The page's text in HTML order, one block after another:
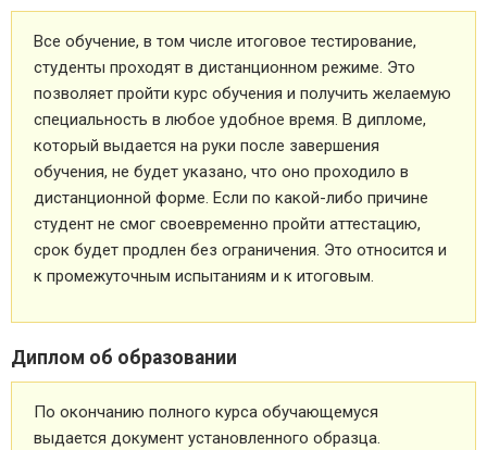
Все обучение, в том числе итоговое тестирование,
студенты проходят в дистанционном режиме. Это
позволяет пройти курс обучения и получить желаемую
специальность в любое удобное время. В дипломе,
который выдается на руки после завершения
обучения, не будет указано, что оно проходило в
дистанционной форме. Если по какой-либо причине
студент не смог своевременно пройти аттестацию,
срок будет продлен без ограничения. Это относится и
к промежуточным испытаниям и к итоговым.
Диплом об образовании
По окончанию полного курса обучающемуся
выдается документ установленного образца.